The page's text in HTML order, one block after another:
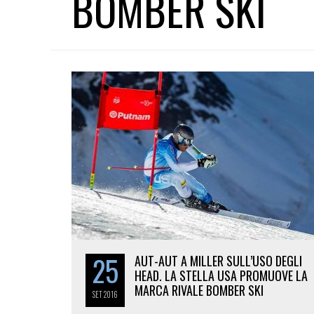
25
SET2016
AUT-AUT A MILLER SULL’USO DEGLI
HEAD. LA STELLA USA PROMUOVE LA
MARCA RIVALE BOMBER SKI